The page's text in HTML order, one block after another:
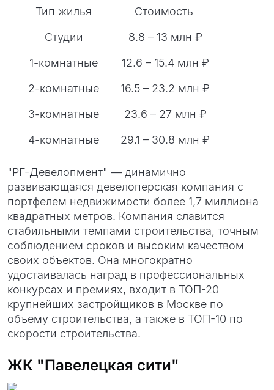
Тип жилья
Стоимость
Студии
8.8 – 13 млн ₽
1-комнатные
12.6 – 15.4 млн ₽
2-комнатные
16.5 – 23.2 млн ₽
3-комнатные
23.6 – 27 млн ₽
4-комнатные
29.1 – 30.8 млн ₽
"РГ-Девелопмент" — динамично
развивающаяся девелоперская компания с
портфелем недвижимости более 1,7 миллиона
квадратных метров. Компания славится
стабильными темпами строительства, точным
соблюдением сроков и высоким качеством
своих объектов. Она многократно
удостаивалась наград в профессиональных
конкурсах и премиях, входит в ТОП-20
крупнейших застройщиков в Москве по
объему строительства, а также в ТОП-10 по
скорости строительства.
ЖК "Павелецкая сити"